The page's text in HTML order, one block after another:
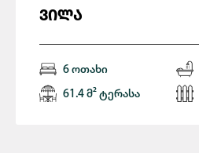
ᲕᲘᲚᲐ
6 ოთახი
61.4 მ² ტერასა